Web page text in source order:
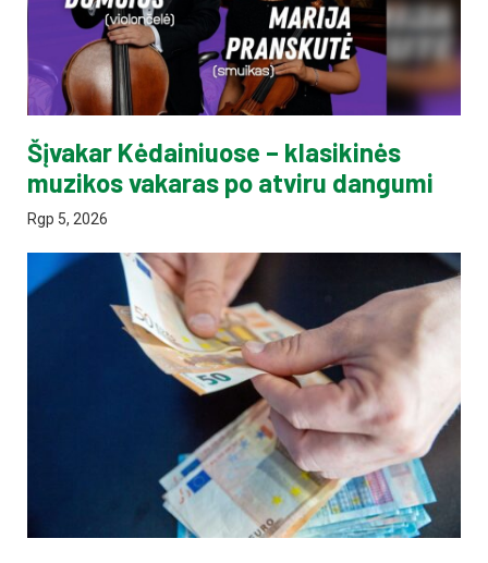
Šįvakar Kėdainiuose – klasikinės
muzikos vakaras po atviru dangumi
Rgp 5, 2026